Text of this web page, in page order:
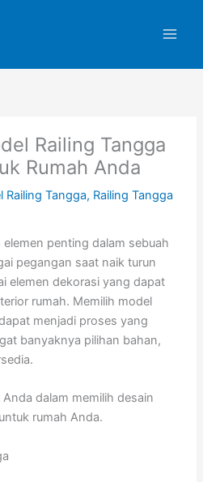
Railing Tangga
Rumah Anda
Railing Tangga, Railing Tangga
penting dalam sebuah
pegangan saat naik turun
elemen dekorasi yang dapat
rumah. Memilih model
menjadi proses yang
banyaknya pilihan bahan,
dalam memilih desain
rumah Anda.